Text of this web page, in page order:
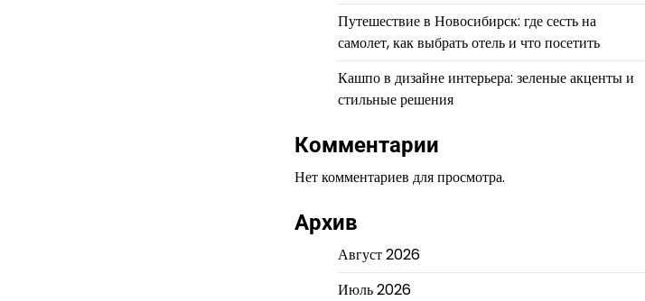
Путешествие в Новосибирск: где сесть на
самолет, как выбрать отель и что посетить
Кашпо в дизайне интерьера: зеленые акценты и
стильные решения
Комментарии
Нет комментариев для просмотра.
Архив
Август 2026
Июль 2026